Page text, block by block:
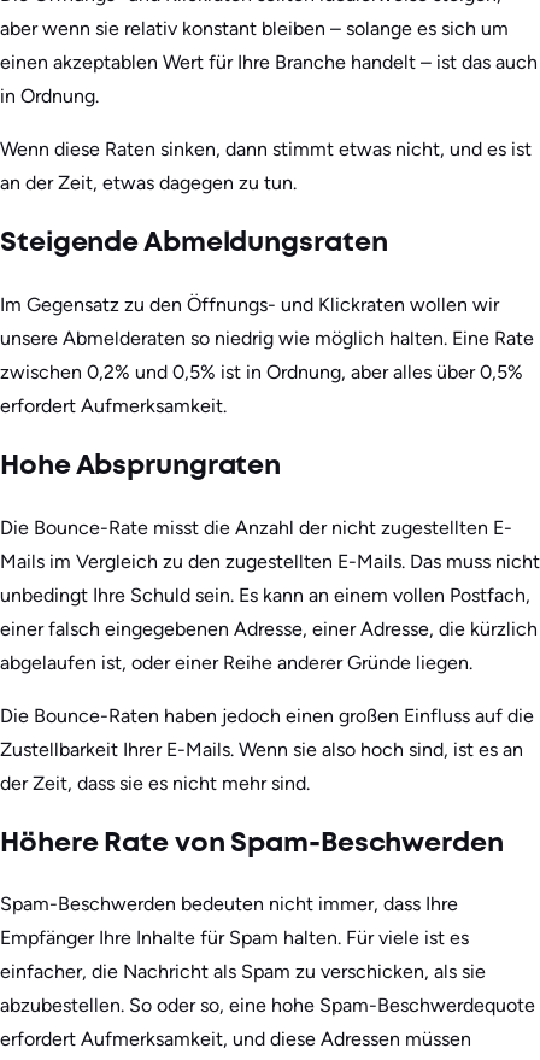
aber wenn sie relativ konstant bleiben – solange es sich um
einen akzeptablen Wert für Ihre Branche handelt – ist das auch
in Ordnung.
Wenn diese Raten sinken, dann stimmt etwas nicht, und es ist
an der Zeit, etwas dagegen zu tun.
Steigende Abmeldungsraten
Im Gegensatz zu den Öffnungs- und Klickraten wollen wir
unsere Abmelderaten so niedrig wie möglich halten. Eine Rate
zwischen 0,2% und 0,5% ist in Ordnung, aber alles über 0,5%
erfordert Aufmerksamkeit.
Hohe Absprungraten
Die Bounce-Rate misst die Anzahl der nicht zugestellten E-
Mails im Vergleich zu den zugestellten E-Mails. Das muss nicht
unbedingt Ihre Schuld sein. Es kann an einem vollen Postfach,
einer falsch eingegebenen Adresse, einer Adresse, die kürzlich
abgelaufen ist, oder einer Reihe anderer Gründe liegen.
Die Bounce-Raten haben jedoch einen großen Einfluss auf die
Zustellbarkeit Ihrer E-Mails. Wenn sie also hoch sind, ist es an
der Zeit, dass sie es nicht mehr sind.
Höhere Rate von Spam-Beschwerden
Spam-Beschwerden bedeuten nicht immer, dass Ihre
Empfänger Ihre Inhalte für Spam halten. Für viele ist es
einfacher, die Nachricht als Spam zu verschicken, als sie
abzubestellen. So oder so, eine hohe Spam-Beschwerdequote
erfordert Aufmerksamkeit, und diese Adressen müssen